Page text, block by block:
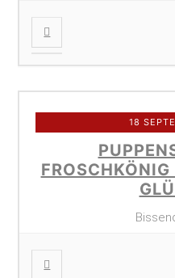
18